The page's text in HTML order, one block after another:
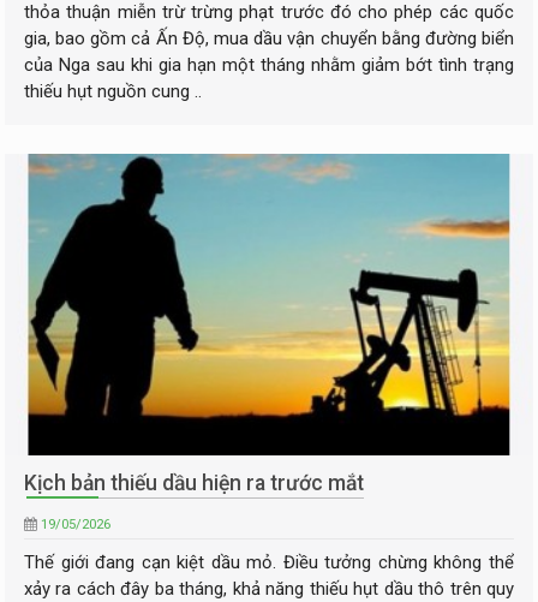
thỏa thuận miễn trừ trừng phạt trước đó cho phép các quốc
gia, bao gồm cả Ấn Độ, mua dầu vận chuyển bằng đường biển
của Nga sau khi gia hạn một tháng nhằm giảm bớt tình trạng
thiếu hụt nguồn cung ..
Kịch bản thiếu dầu hiện ra trước mắt
19/05/2026
Thế giới đang cạn kiệt dầu mỏ. Điều tưởng chừng không thể
xảy ra cách đây ba tháng, khả năng thiếu hụt dầu thô trên quy